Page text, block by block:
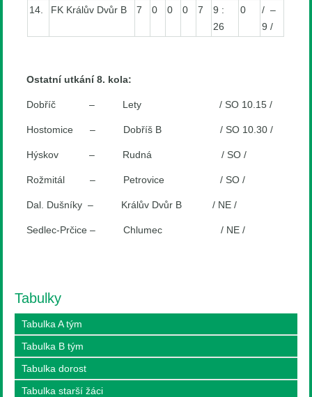
14.
FK Králův Dvůr B 7 0 0 0 7
9 :
26
0
/ –
9 /
Ostatní utkání 8. kola:
Dobříč – Lety / SO 10.15 /
Hostomice – Dobříš B / SO 10.30 /
Hýskov – Rudná / SO /
Rožmitál – Petrovice / SO /
Dal. Dušníky – Králův Dvůr B / NE /
Sedlec-Prčice – Chlumec / NE /
Tabulky
Tabulka A tým
Tabulka B tým
Tabulka dorost
Tabulka starší žáci